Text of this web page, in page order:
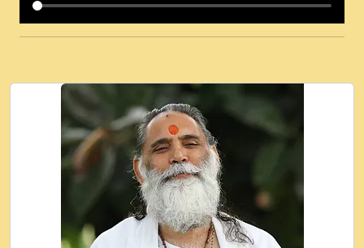
कई पकड क मर हथ र मह वदवन पहच दय! मह जन
Ki - Krishna Bhajan - New Bhajan 2020
#Ishwar Bhakti.mp3
जब से गीता ज्ञान पाया मैं बड़ी मस्ती में हूँ । 2018 -
Rishikesh - Ratan Ji Rasik.mp3
तन हल दल द सनव मड उतत सर रख क, नल रव त
गल लग जव त सर उतत हथ रख द!.mp3
तू कर प्रीतम से प्रीत, यूहीं दिन बीतते जाते हैं ।